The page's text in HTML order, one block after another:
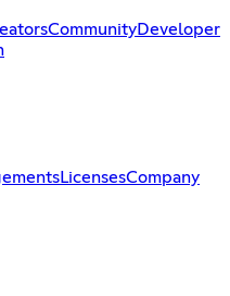
CommunityDeveloper
LicensesCompany